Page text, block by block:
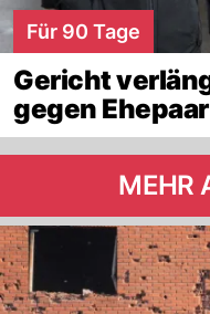
Für 90 Tage
Gericht
gegen
MEHR